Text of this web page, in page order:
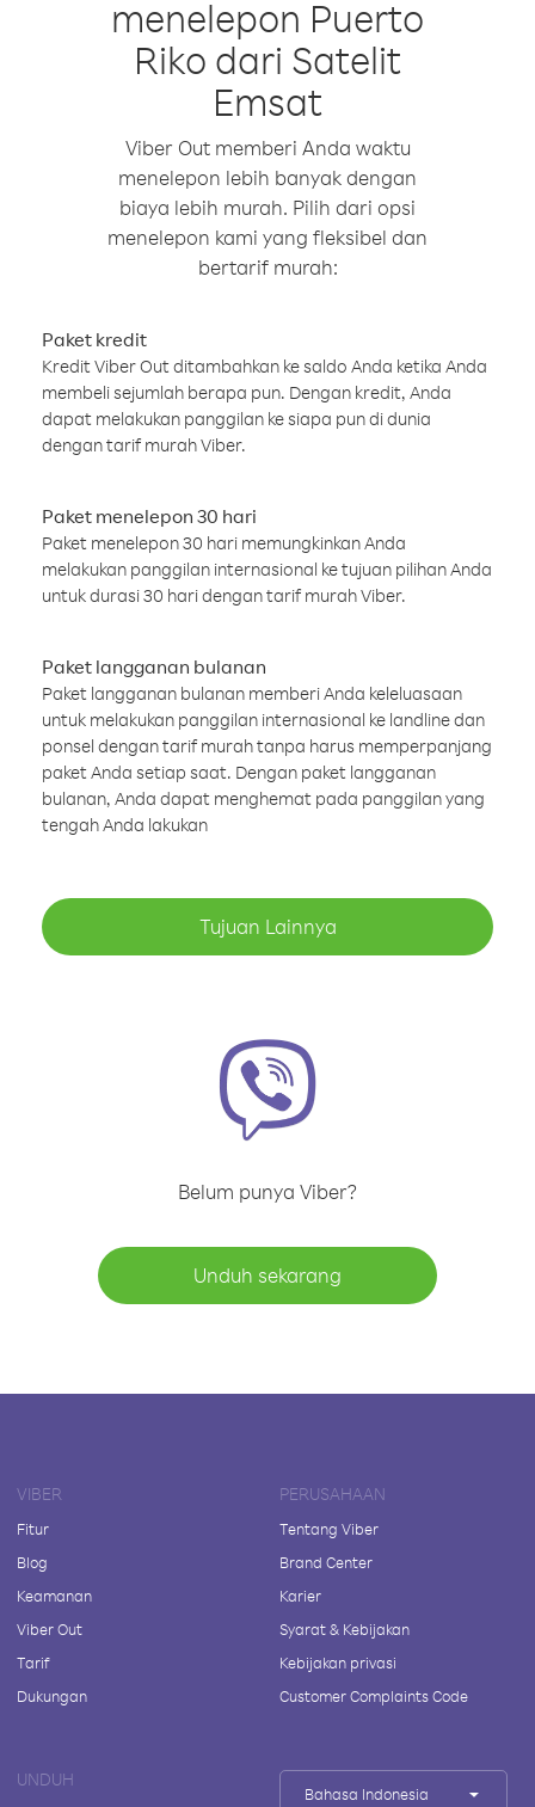
menelepon Puerto
Riko dari Satelit
Emsat
Viber Out memberi Anda waktu
menelepon lebih banyak dengan
biaya lebih murah. Pilih dari opsi
menelepon kami yang fleksibel dan
bertarif murah:
Paket kredit
Kredit Viber Out ditambahkan ke saldo Anda ketika Anda
membeli sejumlah berapa pun. Dengan kredit, Anda
dapat melakukan panggilan ke siapa pun di dunia
dengan tarif murah Viber.
Paket menelepon 30 hari
Paket menelepon 30 hari memungkinkan Anda
melakukan panggilan internasional ke tujuan pilihan Anda
untuk durasi 30 hari dengan tarif murah Viber.
Paket langganan bulanan
Paket langganan bulanan memberi Anda keleluasaan
untuk melakukan panggilan internasional ke landline dan
ponsel dengan tarif murah tanpa harus memperpanjang
paket Anda setiap saat. Dengan paket langganan
bulanan, Anda dapat menghemat pada panggilan yang
tengah Anda lakukan
Tujuan Lainnya
Belum punya Viber?
Unduh sekarang
VIBER
Fitur
Blog
Keamanan
Viber Out
Tarif
Dukungan
PERUSAHAAN
Tentang Viber
Brand Center
Karier
Syarat & Kebijakan
Kebijakan privasi
Customer Complaints Code
UNDUH
Bahasa Indonesia